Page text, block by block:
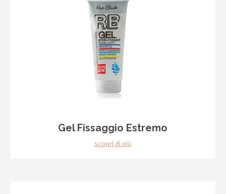
Gel Fissaggio Estremo
scopri di più